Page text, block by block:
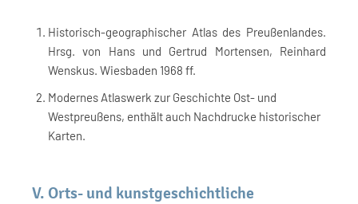
Historisch-geographischer Atlas des Preußenlandes.
Hrsg. von Hans und Gertrud Mortensen, Reinhard
Wenskus. Wiesbaden 1968 ff.
Modernes Atlaswerk zur Geschichte Ost- und
Westpreußens, enthält auch Nachdrucke historischer
Karten.
V. Orts- und kunstgeschichtliche